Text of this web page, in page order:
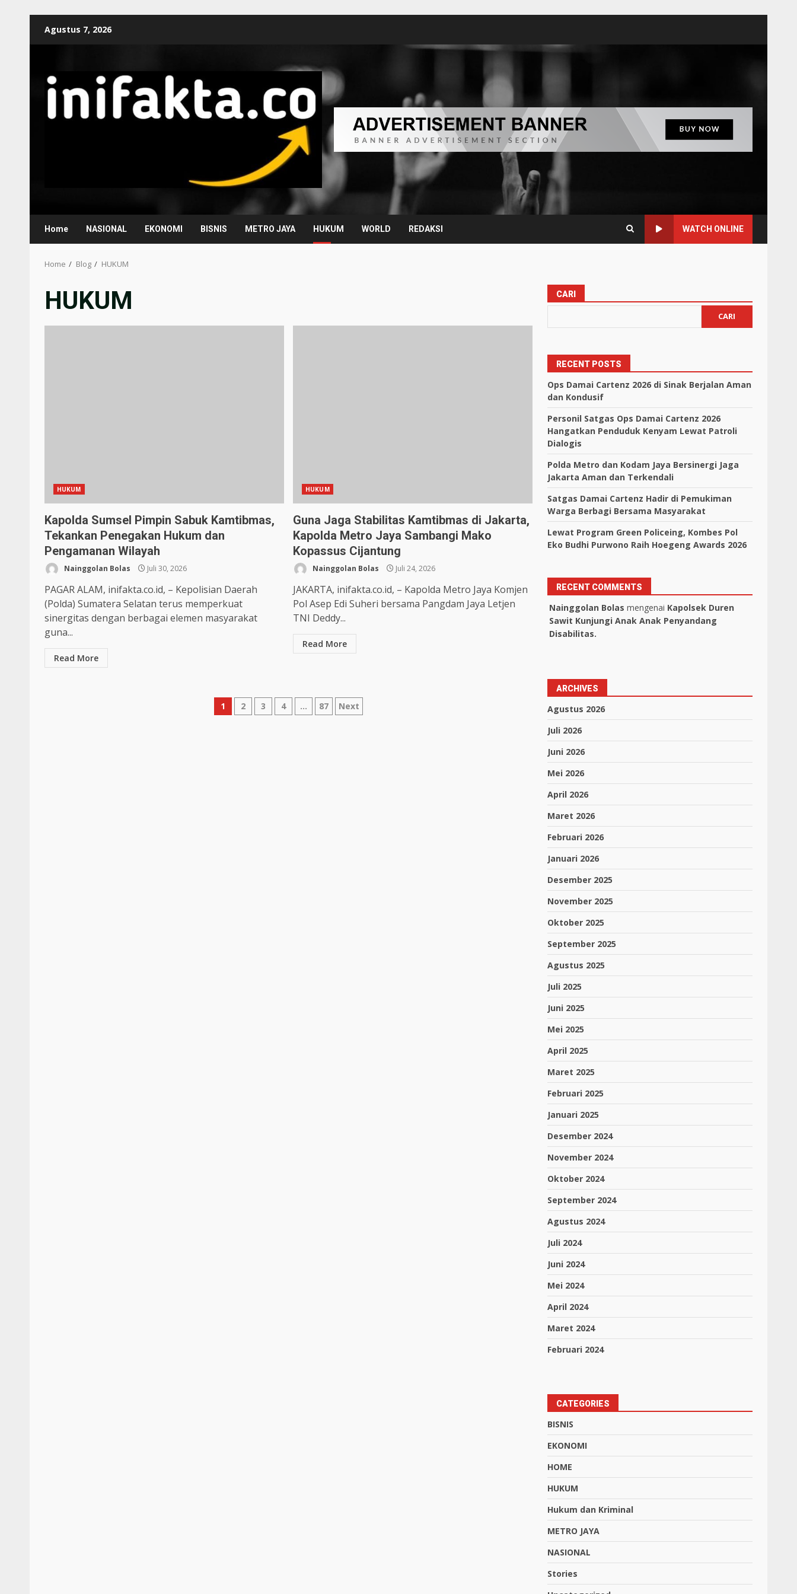
Agustus 7, 2026
Home NASIONAL EKONOMI BISNIS METRO JAYA HUKUM WORLD REDAKSI WATCH ONLINE
Home Blog HUKUM
HUKUM
HUKUM
Kapolda Sumsel Pimpin Sabuk Kamtibmas,
Tekankan Penegakan Hukum dan
Pengamanan Wilayah
Nainggolan Bolas Juli 30, 2026
PAGAR ALAM, inifakta.co.id, – Kepolisian Daerah
(Polda) Sumatera Selatan terus memperkuat
sinergitas dengan berbagai elemen masyarakat
guna...
Read More
HUKUM
Guna Jaga Stabilitas Kamtibmas di Jakarta,
Kapolda Metro Jaya Sambangi Mako
Kopassus Cijantung
Nainggolan Bolas Juli 24, 2026
JAKARTA, inifakta.co.id, – Kapolda Metro Jaya Komjen
Pol Asep Edi Suheri bersama Pangdam Jaya Letjen
TNI Deddy...
Read More
1 2 3 4 … 87 Next
CARI
CARI
RECENT POSTS
Ops Damai Cartenz 2026 di Sinak Berjalan Aman
dan Kondusif
Personil Satgas Ops Damai Cartenz 2026
Hangatkan Penduduk Kenyam Lewat Patroli
Dialogis
Polda Metro dan Kodam Jaya Bersinergi Jaga
Jakarta Aman dan Terkendali
Satgas Damai Cartenz Hadir di Pemukiman
Warga Berbagi Bersama Masyarakat
Lewat Program Green Policeing, Kombes Pol
Eko Budhi Purwono Raih Hoegeng Awards 2026
RECENT COMMENTS
Nainggolan Bolas mengenai Kapolsek Duren
Sawit Kunjungi Anak Anak Penyandang
Disabilitas.
ARCHIVES
Agustus 2026
Juli 2026
Juni 2026
Mei 2026
April 2026
Maret 2026
Februari 2026
Januari 2026
Desember 2025
November 2025
Oktober 2025
September 2025
Agustus 2025
Juli 2025
Juni 2025
Mei 2025
April 2025
Maret 2025
Februari 2025
Januari 2025
Desember 2024
November 2024
Oktober 2024
September 2024
Agustus 2024
Juli 2024
Juni 2024
Mei 2024
April 2024
Maret 2024
Februari 2024
CATEGORIES
BISNIS
EKONOMI
HOME
HUKUM
Hukum dan Kriminal
METRO JAYA
NASIONAL
Stories